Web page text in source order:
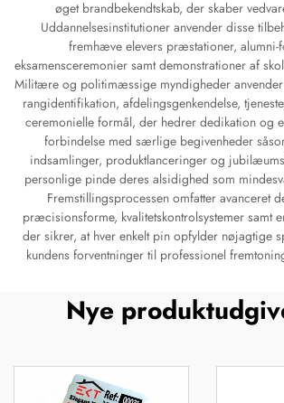
øget brandbekendtskab, der skaber
Uddannelsesinstitutioner anvender disse
fremhæve elevers præstationer, alumni-
eksamensceremonier samt demonstrationer af
Militære og politimæssige myndigheder
rangidentifikation, afdelingsgenkendelse,
ceremonielle formål, der hedrer dedikation og
forbindelse med særlige begivenheder
indsamlinger, produktlanceringer og
personlige pinde deres alsidighed som
Fremstillingsprocessen omfatter avanceret
præcisionsforme, kvalitetskontrolsystemer samt
der sikrer, at hver enkelt pin opfylder nøjagtige
kundens forventninger til professionel
Nye